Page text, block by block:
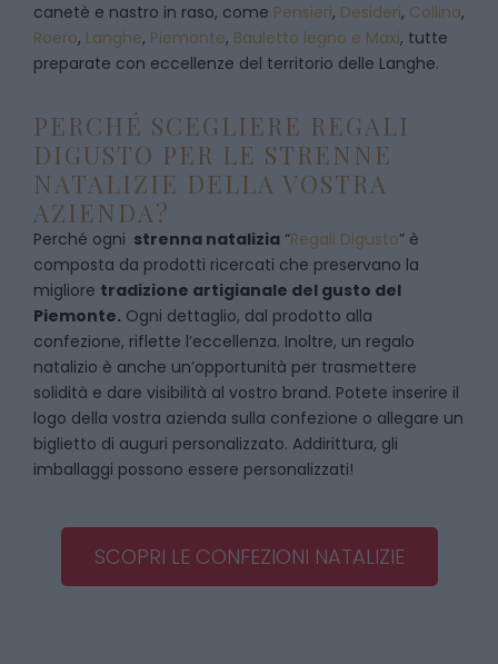
canetè e nastro in raso, come Pensieri, Desideri, Collina,
Roero, Langhe, Piemonte, Bauletto legno e Maxi, tutte
preparate con eccellenze del territorio delle Langhe.
PERCHÉ SCEGLIERE REGALI
DIGUSTO PER LE STRENNE
NATALIZIE DELLA VOSTRA
AZIENDA?
Perché ogni strenna natalizia “Regali Digusto” è
composta da prodotti ricercati che preservano la
migliore tradizione artigianale del gusto del
Piemonte. Ogni dettaglio, dal prodotto alla
confezione, riflette l’eccellenza. Inoltre, un regalo
natalizio è anche un’opportunità per trasmettere
solidità e dare visibilità al vostro brand. Potete inserire il
logo della vostra azienda sulla confezione o allegare un
biglietto di auguri personalizzato. Addirittura, gli
imballaggi possono essere personalizzati!
SCOPRI LE CONFEZIONI NATALIZIE